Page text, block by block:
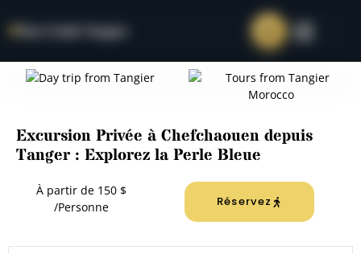
Tour Guide Tangier
Acceuil
Une journée à Tanger
Tangier Walking Tour
Tangier to Asilah
Une journée à Tanger
Tangier Walking Tour
Tangier to Asilah
Excursion Privée à Chefchaouen depuis
Tanger : Explorez la Perle Bleue
À partir de 150 $
/Personne
Réservez